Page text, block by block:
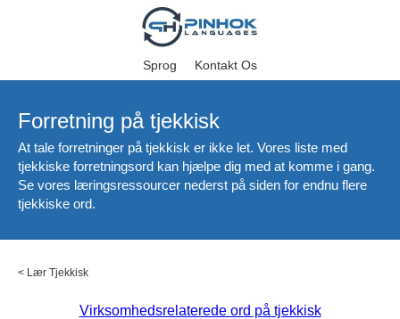
Sprog Kontakt Os
Forretning på tjekkisk
At tale forretninger på tjekkisk er ikke let. Vores liste med
tjekkiske forretningsord kan hjælpe dig med at komme i gang.
Se vores læringsressourcer nederst på siden for endnu flere
tjekkiske ord.
< Lær Tjekkisk
Virksomhedsrelaterede ord på tjekkisk